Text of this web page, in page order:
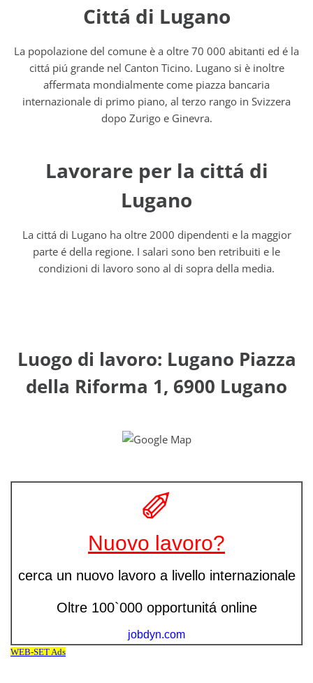
Cittá di Lugano
La popolazione del comune è a oltre 70 000 abitanti ed é la
cittá piú grande nel Canton Ticino. Lugano si è inoltre
affermata mondialmente come piazza bancaria
internazionale di primo piano, al terzo rango in Svizzera
dopo Zurigo e Ginevra.
Lavorare per la cittá di
Lugano
La cittá di Lugano ha oltre 2000 dipendenti e la maggior
parte é della regione. I salari sono ben retribuiti e le
condizioni di lavoro sono al di sopra della media.
Luogo di lavoro: Lugano Piazza
della Riforma 1, 6900 Lugano